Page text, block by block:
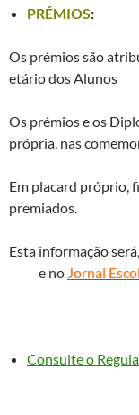
PRÉMIOS:
Os prémios são
etário dos Alunos
Os prémios e os
própria, nas
Em placard próprio,
premiados.
Esta informação
e no Jornal
Consulte o